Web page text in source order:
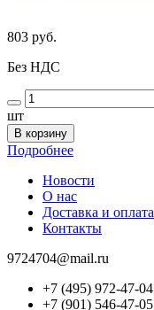
803 руб.
Без НДС
шт
В корзину
Подробнее
Новости
О нас
Доставка и оплата
Контакты
9724704@mail.ru
+7 (495) 972-47-04
+7 (901) 546-47-05